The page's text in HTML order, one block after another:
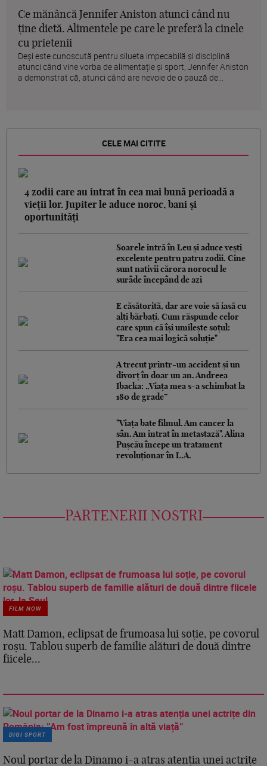
Ce mănâncă Jennifer Aniston atunci când nu
ține dietă. Alimentele pe care le preferă la cinele
cu prietenii
Deși este cunoscută pentru silueta impecabilă și disciplină
atunci când vine vorba de alimentație și sport, Jennifer Aniston
a demonstrat că, atunci când are nevoie de o pauză de...
CELE MAI CITITE
4 zodii care au intrat în cea mai bună perioadă a
vieții lor. Jupiter le aduce noroc, bani și
oportunități
Soarele intră în Leu și aduce vești
excelente pentru patru zodii. Cine
sunt nativii cărora norocul le
surâde începând de azi
E căsătorită, dar are voie să iasă cu
alți bărbați. Cum răspunde celor
care spun că își umilește soțul:
"Era cea mai logică soluție"
A trecut printr-un accident și un
divorț în doar un an. Andreea
Ibacka: „Viața mea s-a schimbat la
180 de grade”
"Viața bate filmul. Am cancer la
sân. Am intrat în metastază". Alina
Pușcău începe un tratament
revoluționar în L.A.
PARTENERII NOSTRI
FILM NOW
Matt Damon, eclipsat de frumoasa lui soție, pe covorul
roșu. Tablou superb de familie alături de două dintre
fiicele...
DIGI SPORT
Noul portar de la Dinamo i-a atras atenția unei actrițe